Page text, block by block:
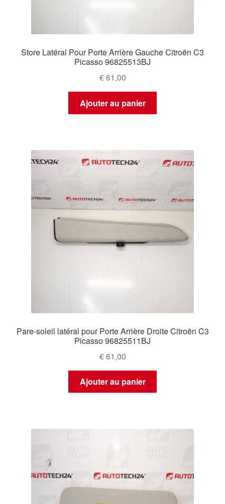
Store Latéral Pour Porte Arrière Gauche Citroën C3
Picasso 96825513BJ
€61,00
Ajouter au panier
Pare-soleil latéral pour Porte Arrière Droite Citroën C3
Picasso 96825511BJ
€61,00
Ajouter au panier